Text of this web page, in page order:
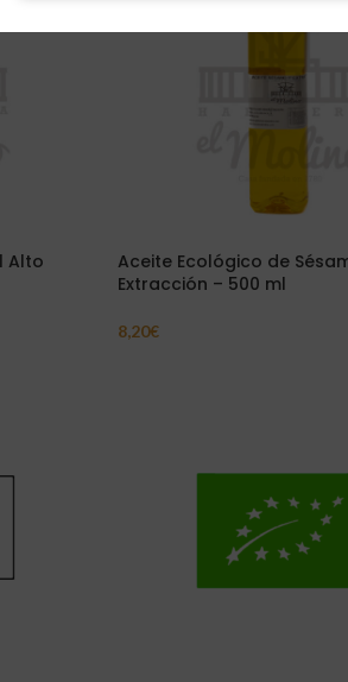
Alto
Aceite Ecológico de
Extracción – 500 ml
8,20€